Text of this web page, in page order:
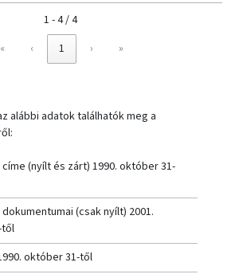
1 - 4 / 4
«
‹ 1 › »
alábbi adatok találhatók meg a
(nyílt és zárt) 1990. október 31-
(csak nyílt) 2001.
október 31-től